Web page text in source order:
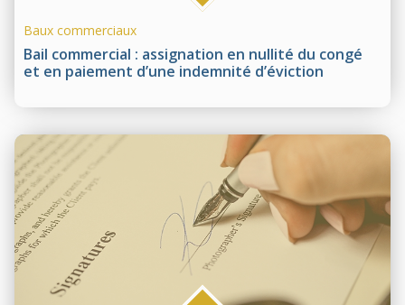
Bail commercial : assignation en nullité du congé
et en paiement d’une indemnité d’éviction
Baux commerciaux